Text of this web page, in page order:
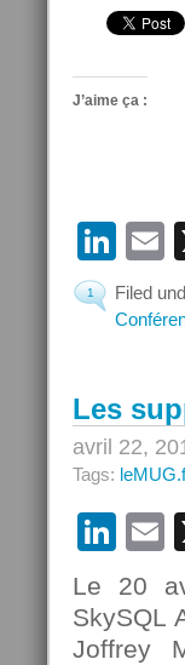
J’aime ça :
1
Filed
Les
avril 22,
Tags:
Le 20
SkySQL
Joffrey